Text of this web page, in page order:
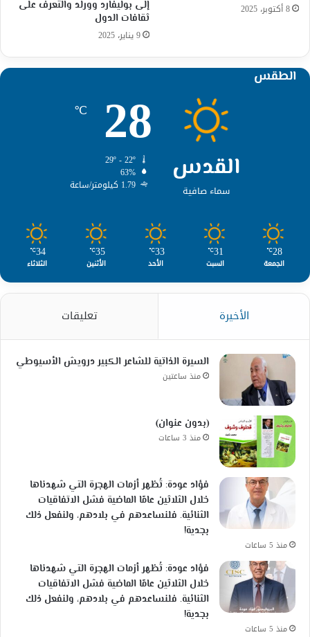
8 أكتوبر، 2025
إلى بوليفارد وورلد والتعرف على
ثقافات الدول
9 يناير، 2025
الطقس
القدس
سماء صافية
28
℃
63%
1.79 كيلومتر/ساعة
28
℃
الجمعة
31
℃
السبت
33
℃
الأحد
35
℃
الأثنين
34
℃
الثلاثاء
الأخيرة تعليقات
السيرة الذاتية للشاعر الكبير درويش الأسيوطي
منذ ساعتين
(بدون عنوان)
منذ 3 ساعات
فؤاد عودة: تُظهر أزمات الهجرة التي شهدناها
خلال الثلاثين عامًا الماضية فشل الاتفاقيات
الثنائية. فلنساعدهم في بلادهم، ولنفعل ذلك
بجدية!
منذ 5 ساعات
فؤاد عودة: تُظهر أزمات الهجرة التي شهدناها
خلال الثلاثين عامًا الماضية فشل الاتفاقيات
الثنائية. فلنساعدهم في بلادهم، ولنفعل ذلك
بجدية!
منذ 5 ساعات